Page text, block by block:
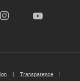
Transparence